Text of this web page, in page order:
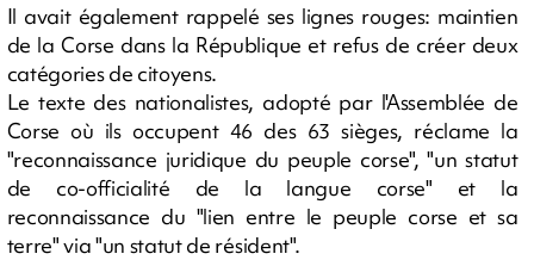
Il avait également rappelé ses lignes rouges: maintien
de la Corse dans la République et refus de créer deux
catégories de citoyens.
Le texte des nationalistes, adopté par l'Assemblée de
Corse où ils occupent 46 des 63 sièges, réclame la
"reconnaissance juridique du peuple corse", "un statut
de co-officialité de la langue corse" et la
reconnaissance du "lien entre le peuple corse et sa
terre" via "un statut de résident".